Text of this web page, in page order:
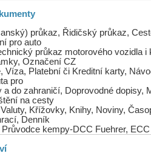
průkaz, Řidičský průkaz,
pro auto
průkaz motorového vozidla i
Označení CZ
Víza, Platební či Kreditní karty,
pro
a do zahraničí, Doprovodné dopisy,
na cesty
Křížovky, Knihy, Noviny,
Denník
kempy-DCC Fuehrer,